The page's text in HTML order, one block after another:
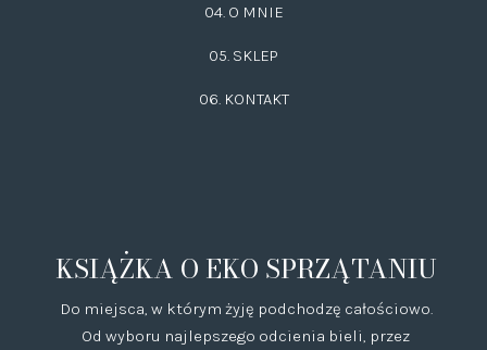
04. O MNIE
05. SKLEP
06. KONTAKT
KSIĄŻKA O EKO SPRZĄTANIU
Do miejsca, w którym żyję podchodzę całościowo.
Od wyboru najlepszego odcienia bieli, przez